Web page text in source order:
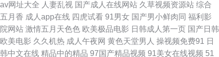
导航资源网站av 色五月色色天堂网 91色人妻 韩国成人网址导航 91高跟白丝
入口 国产精品久久色 手机偷拍色图 91色色看 海角资源总站 影音先锋成人色
av网址大全 人妻乱视 国产成人在线网站 久草视频资源站 综合
五月香 成人app在线 四虎试看 91男女 国产男小鲜肉同 福利影
院网站 激情五月天色色 欧美极品电影 日韩成人第一页 国产日韩
欧美电影 久久机热 成人午夜网 黄色天堂男人 操视频免费91 日
韩中文在线 精品中的精品 97国产精品视频 91美女在线视频 51